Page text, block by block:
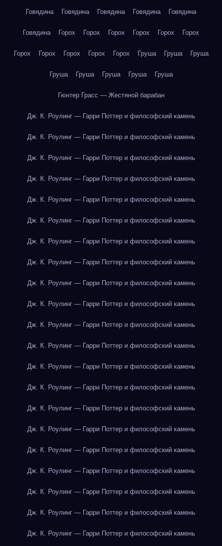
Говядина Говядина Говядина Говядина Говядина
Говядина Горох Горох Горох Горох Горох Горох
Горох Горох Горох Горох Горох Груша Груша Груша
Груша Груша Груша Груша Груша
Гюнтер Грасс — Жестяной барабан
Дж. К. Роулинг — Гарри Поттер и философский камень
Дж. К. Роулинг — Гарри Поттер и философский камень
Дж. К. Роулинг — Гарри Поттер и философский камень
Дж. К. Роулинг — Гарри Поттер и философский камень
Дж. К. Роулинг — Гарри Поттер и философский камень
Дж. К. Роулинг — Гарри Поттер и философский камень
Дж. К. Роулинг — Гарри Поттер и философский камень
Дж. К. Роулинг — Гарри Поттер и философский камень
Дж. К. Роулинг — Гарри Поттер и философский камень
Дж. К. Роулинг — Гарри Поттер и философский камень
Дж. К. Роулинг — Гарри Поттер и философский камень
Дж. К. Роулинг — Гарри Поттер и философский камень
Дж. К. Роулинг — Гарри Поттер и философский камень
Дж. К. Роулинг — Гарри Поттер и философский камень
Дж. К. Роулинг — Гарри Поттер и философский камень
Дж. К. Роулинг — Гарри Поттер и философский камень
Дж. К. Роулинг — Гарри Поттер и философский камень
Дж. К. Роулинг — Гарри Поттер и философский камень
Дж. К. Роулинг — Гарри Поттер и философский камень
Дж. К. Роулинг — Гарри Поттер и философский камень
Дж. К. Роулинг — Гарри Поттер и философский камень